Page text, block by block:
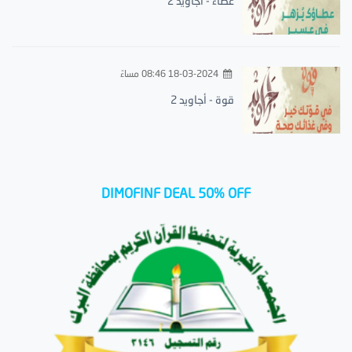
18-03-2024 08:46 مساءً
قوة - أجاويد 2
DIMOFINF DEAL 50% OFF